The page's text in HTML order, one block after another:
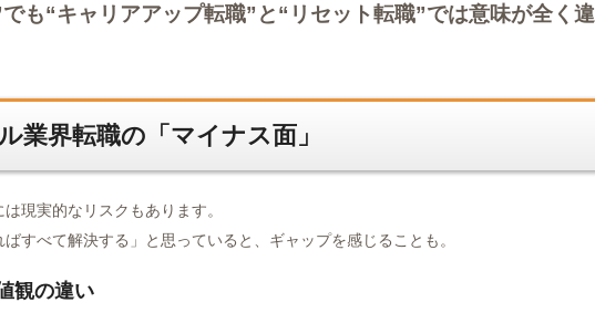
でも“キャリアアップ転職”と“リセット転職”では意味が全く違
業界転職の「マイナス面」
現実的なリスクもあります。
ばすべて解決する」と思っていると、ギャップを感じることも。
観の違い